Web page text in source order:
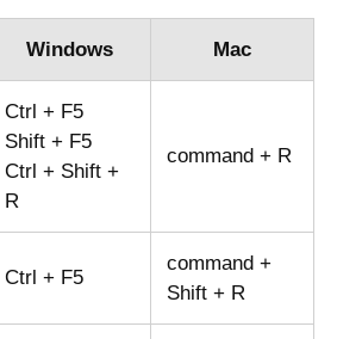
Windows Mac
Ctrl + F5
Shift + F5
Ctrl + Shift +
R
command + R
Ctrl + F5
command +
Shift + R